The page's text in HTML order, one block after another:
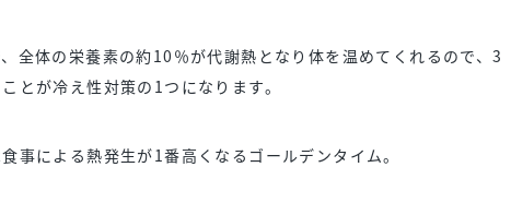
全体の栄養素の約10％が代謝熱となり体を温めてくれるので、3
とが冷え性対策の1つになります。
事による熱発生が1番高くなるゴールデンタイム。